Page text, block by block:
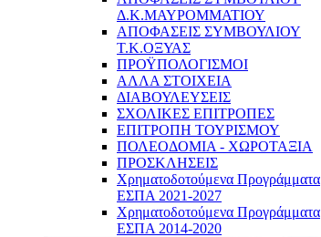
Δ.Κ.ΜΑΥΡΟΜΜΑΤΙΟΥ
ΑΠΟΦΑΣΕΙΣ ΣΥΜΒΟΥΛΙΟΥ
Τ.Κ.ΟΞΥΑΣ
ΠΡΟΫΠΟΛΟΓΙΣΜΟΙ
ΑΛΛΑ ΣΤΟΙΧΕΙΑ
ΔΙΑΒΟΥΛΕΥΣΕΙΣ
ΣΧΟΛΙΚΕΣ ΕΠΙΤΡΟΠΕΣ
ΕΠΙΤΡΟΠΗ ΤΟΥΡΙΣΜΟΥ
ΠΟΛΕΟΔΟΜΙΑ - ΧΩΡΟΤΑΞΙΑ
ΠΡΟΣΚΛΗΣΕΙΣ
Χρηματοδοτούμενα Προγράμματα
ΕΣΠΑ 2021-2027
Χρηματοδοτούμενα Προγράμματα
ΕΣΠΑ 2014-2020